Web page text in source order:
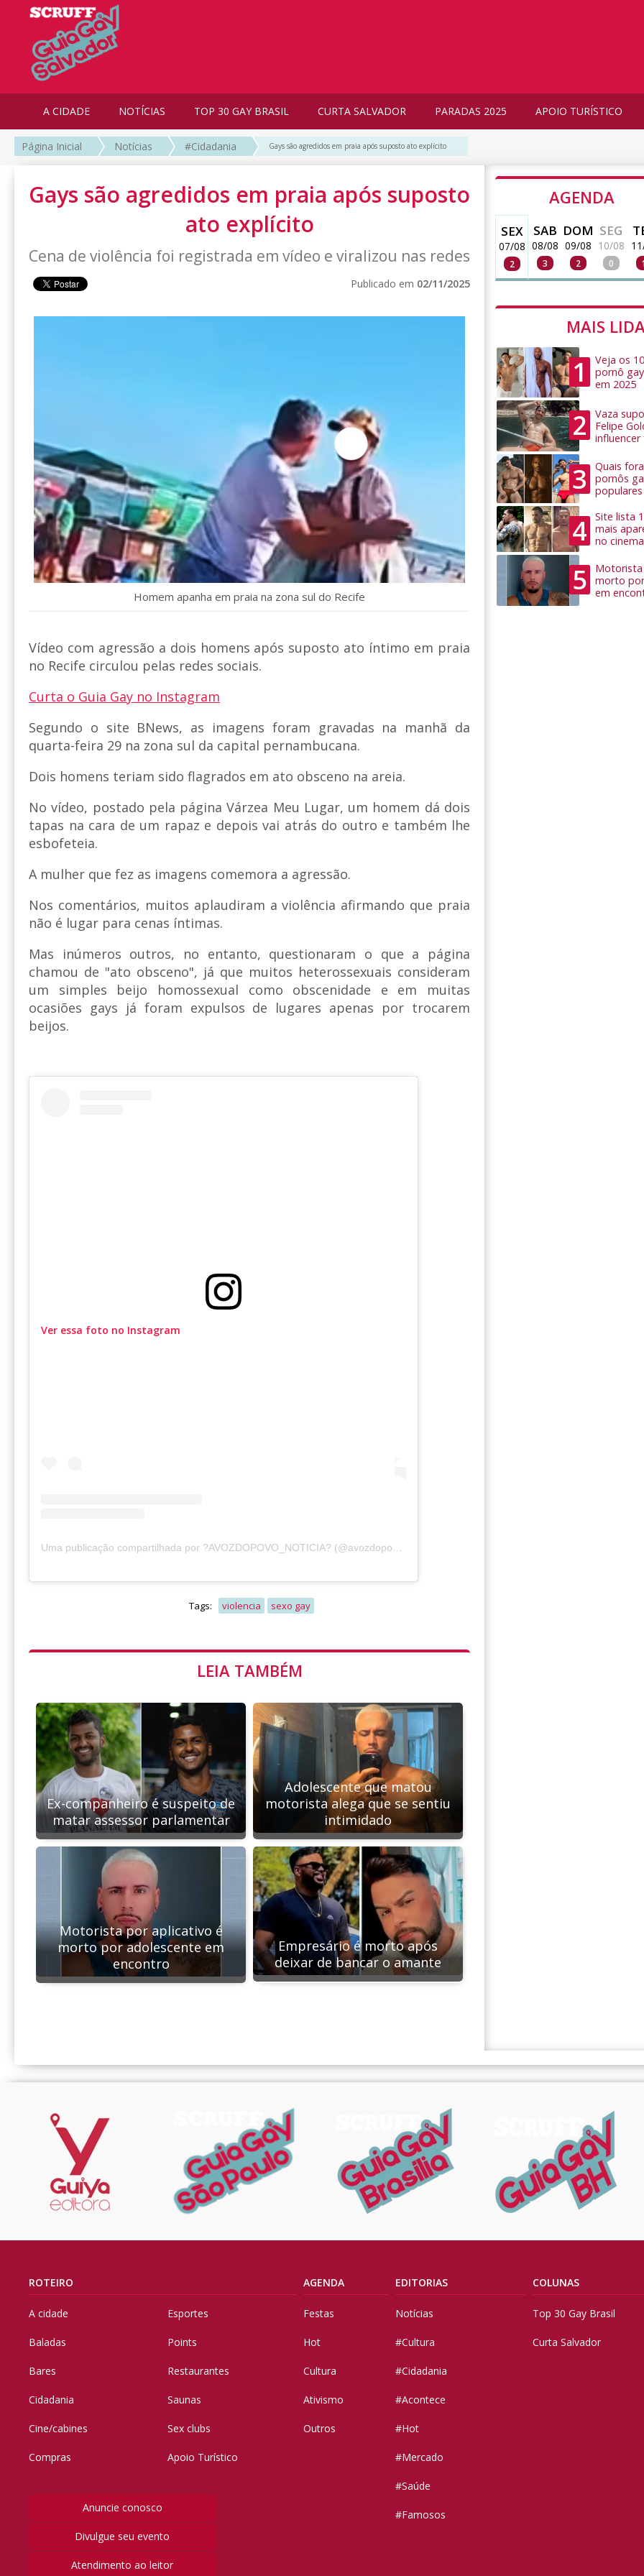
A CIDADE NOTÍCIAS TOP 30 GAY BRASIL CURTA SALVADOR PARADAS 2025 APOIO TURÍSTICO
Página Inicial Notícias #Cidadania Gays são agredidos em praia após suposto ato explícito
Gays são agredidos em praia após suposto
ato explícito
Cena de violência foi registrada em vídeo e viralizou nas redes
Publicado em 02/11/2025
Homem apanha em praia na zona sul do Recife
Vídeo com agressão a dois homens após suposto ato íntimo em praia
no Recife circulou pelas redes sociais.
Curta o Guia Gay no Instagram
Segundo o site BNews, as imagens foram gravadas na manhã da
quarta-feira 29 na zona sul da capital pernambucana.
Dois homens teriam sido flagrados em ato obsceno na areia.
No vídeo, postado pela página Várzea Meu Lugar, um homem dá dois
tapas na cara de um rapaz e depois vai atrás do outro e também lhe
esbofeteia.
A mulher que fez as imagens comemora a agressão.
Nos comentários, muitos aplaudiram a violência afirmando que praia
não é lugar para cenas íntimas.
Mas inúmeros outros, no entanto, questionaram o que a página
chamou de "ato obsceno", já que muitos heterossexuais consideram
um simples beijo homossexual como obscenidade e em muitas
ocasiões gays já foram expulsos de lugares apenas por trocarem
beijos.
Ver essa foto no Instagram
Tags: violencia sexo gay
LEIA TAMBÉM
Ex-companheiro é suspeito de
matar assessor parlamentar
Adolescente que matou
motorista alega que se sentiu
intimidado
Motorista por aplicativo é
morto por adolescente em
encontro
Empresário é morto após
deixar de bancar o amante
AGENDA
SEX
07/08
2
SAB
08/08
3
DOM
09/08
2
SEG
10/08
0
MAIS
1
Veja os
pornô
em 2025
2
Vaza
Felipe
influencer
3
Quais
pornôs
4
Site lista
mais
no cinema
5
morto
em
ROTEIRO
A cidade
Baladas
Bares
Cidadania
Cine/cabines
Compras
Esportes
Points
Restaurantes
Saunas
Sex clubs
Apoio Turístico
Anuncie conosco
Divulgue seu evento
Atendimento ao leitor
AGENDA
Festas
Hot
Cultura
Ativismo
Outros
EDITORIAS
Notícias
#Cultura
#Cidadania
#Acontece
#Hot
#Mercado
#Saúde
#Famosos
COLUNAS
Top 30 Gay Brasil
Curta Salvador